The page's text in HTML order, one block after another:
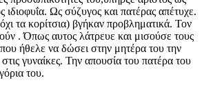
ιδιοφυΐα. Ως σύζυγος και πατέρας απέτυχε.
τα κορίτσια) βγήκαν προβληματικά. Τον
. Όπως αυτος λάτρευε και μισούσε τους
ήθελε να δώσει στην μητέρα του την
γυναίκες. Την απουσία του πατέρα του
του.